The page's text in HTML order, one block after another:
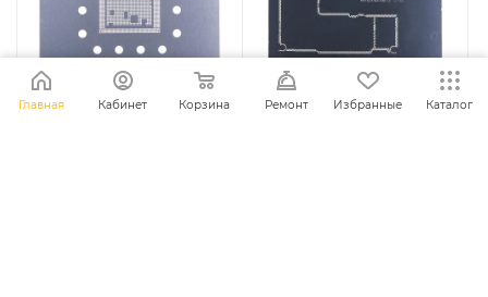
Главная Кабинет Корзина Ремонт Избранные Каталог